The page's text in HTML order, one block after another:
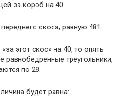
за короб на 40.
скоса, равную 481.
этот скос» на 40, то опять
равнобедренные треугольники,
по 28.
будет равна: